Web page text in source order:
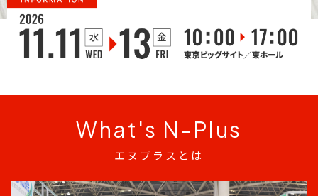
What's N-Plus
エヌプラスとは